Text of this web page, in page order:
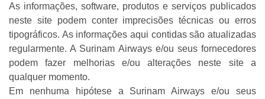
As informações, software, produtos e serviços publicados
neste site podem conter imprecisões técnicas ou erros
tipográficos. As informações aqui contidas são atualizadas
regularmente. A Surinam Airways e/ou seus fornecedores
podem fazer melhorias e/ou alterações neste site a
qualquer momento.
Em nenhuma hipótese a Surinam Airways e/ou seus